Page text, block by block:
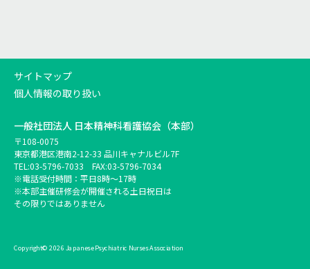
サイトマップ
個人情報の取り扱い
一般社団法人 日本精神科看護協会（本部）
〒108-0075
東京都港区港南2-12-33 品川キャナルビル7F
TEL:03-5796-7033 FAX:03-5796-7034
※電話受付時間：平日8時～17時
※本部主催研修会が開催される土日祝日は
その限りではありません
Copyright© 2026 Japanese Psychiatric Nurses Association